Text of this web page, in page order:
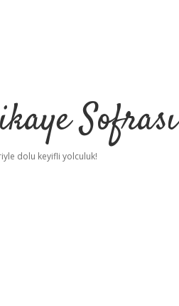
Sofrası
dolu keyifli yolculuk!